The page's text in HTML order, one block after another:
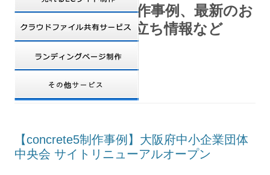
オビタスター 制作事例、最新のお
得情報、お役立ち情報など
TAG ARCHIVES:CONCRETE5
【concrete5制作事例】大阪府中小企業団体
中央会 サイトリニューアルオープン